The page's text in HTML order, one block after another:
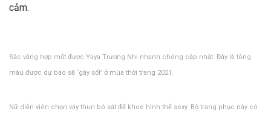
cảm.
Sắc vàng hợp mốt được Yaya Trương Nhi nhanh chóng cập nhật. Đây là tông
màu được dự báo sẽ ‘gây sốt’ ở mùa thời trang 2021.
Nữ diễn viên chọn váy thun bó sát để khoe hình thể sexy. Bộ trang phục này có